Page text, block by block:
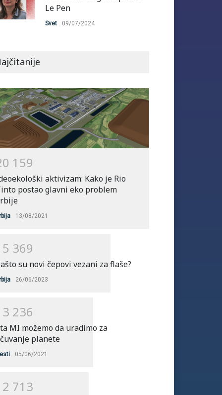
Le Pen
Svet 09/07/2024
0 1 59
aktivizam: Kako je Rio
postao glavni eko problem
13/08/2021
5 369
su novi čepovi vezani za flaše?
26/06/2023
3 236
MI možemo da uradimo za
planete
05/06/2021
2 71 3